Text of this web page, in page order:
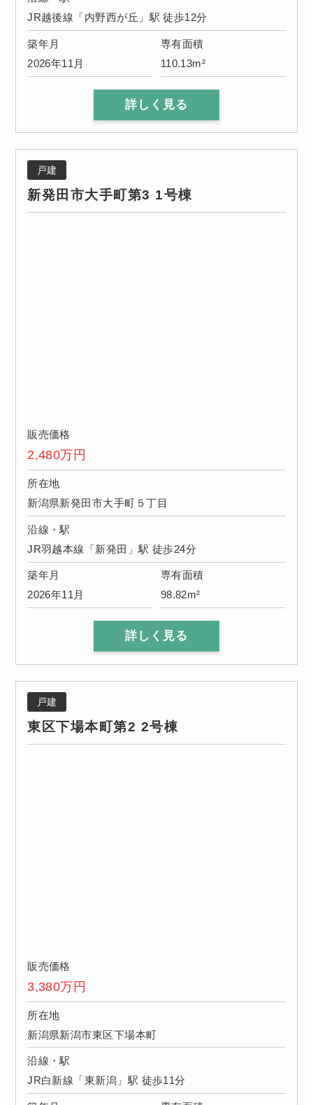
JR越後線「内野西が丘」駅 徒歩12分
築年月
2026年11月
専有面積
110.13m²
詳しく見る
戸建
新発田市大手町第3 1号棟
販売価格
2,480万円
所在地
新潟県新発田市大手町５丁目
沿線・駅
JR羽越本線「新発田」駅 徒歩24分
築年月
2026年11月
専有面積
98.82m²
詳しく見る
戸建
東区下場本町第2 2号棟
販売価格
3,380万円
所在地
新潟県新潟市東区下場本町
沿線・駅
JR白新線「東新潟」駅 徒歩11分